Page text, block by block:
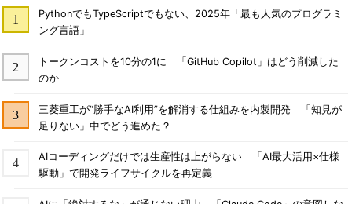
PythonでもTypeScriptでもない、2025年「最も人気のプログラミ
ング言語」
トークンコストを10分の1に 「GitHub Copilot」はどう削減した
のか
三菱重工が“勝手なAI利用”を解消する仕組みを内製開発 「知見が
足りない」中でどう進めた？
AIコーディングだけでは生産性は上がらない 「AI最大活用×仕様
駆動」で開発ライフサイクルを再定義